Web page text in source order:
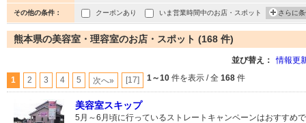
その他の条件： クーポンあり いま営業時間中のお店・スポット さらに
熊本県の美容室・理容室のお店・スポット (168 件)
並び替え： 情報更
1 2 3 4 5 次へ» [17] 1～10 件を表示 / 全 168 件
美容室スキップ
5月～6月頃に行っているストレートキャンペーンはおすすめ